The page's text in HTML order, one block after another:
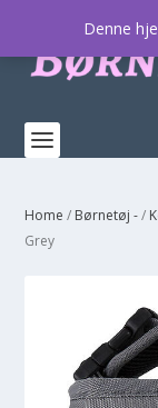
Home / Børnetøj -/
Grey
Denne